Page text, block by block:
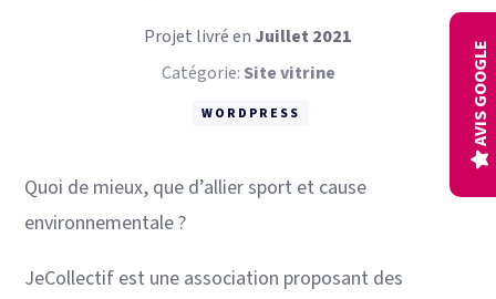
AVIS GOOGLE
Projet livré en Juillet 2021
Catégorie: Site vitrine
WORDPRESS
Quoi de mieux, que d’allier sport et cause
environnementale ?
JeCollectif est une association proposant des